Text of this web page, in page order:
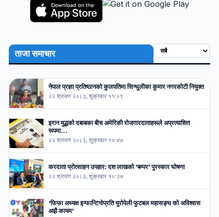
ताजा समाचार
नेपाल प्रज्ञा प्रतिष्ठानको कुलपतिमा सिन्धुलीका कुमार नगरकोटी नियुक्त
२२ श्रावण २०८३, शुक्रबार ११:०९
इरान युद्धको दबाबका बीच अमेरिकी रोजगारदाताहरूले अप्रत्याशित
रूपमा…
२२ श्रावण २०८३, शुक्रबार १०:४७
करदाता प्रोत्साहन उपहार: दश लाखको ‘बम्पर’ पुरस्कार घोषणा
२२ श्रावण २०८३, शुक्रबार १०:२७
‘फिफा अध्यक्ष इन्फान्टिनोप्रति युरोपेली फुटबल महासङ्घ को अविश्वास
अझै कायम’